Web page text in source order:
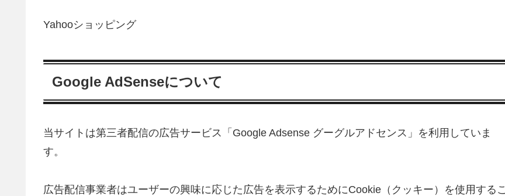
Yahooショッピング
Google AdSenseについて
当サイトは第三者配信の広告サービス「Google Adsense グーグルアドセンス」を利用していま
す。
広告配信事業者はユーザーの興味に応じた広告を表示するためにCookie（クッキー）を使用するこ